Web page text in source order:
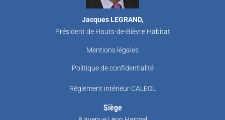
Jacques LEGRAND,
Président de Hauts-de-Bièvre Habitat
Mentions légales
Politique de confidentialité
Règlement intérieur CALEOL
Siège